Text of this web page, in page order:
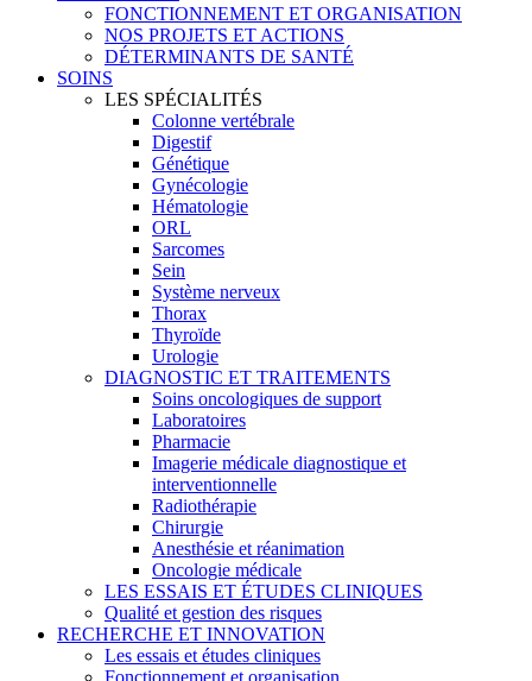
FONCTIONNEMENT ET ORGANISATION
NOS PROJETS ET ACTIONS
DÉTERMINANTS DE SANTÉ
SOINS
LES SPÉCIALITÉS
Colonne vertébrale
Digestif
Génétique
Gynécologie
Hématologie
ORL
Sarcomes
Sein
Système nerveux
Thorax
Thyroïde
Urologie
DIAGNOSTIC ET TRAITEMENTS
Soins oncologiques de support
Laboratoires
Pharmacie
Imagerie médicale diagnostique et
interventionnelle
Radiothérapie
Chirurgie
Anesthésie et réanimation
Oncologie médicale
LES ESSAIS ET ÉTUDES CLINIQUES
Qualité et gestion des risques
RECHERCHE ET INNOVATION
Les essais et études cliniques
Fonctionnement et organisation